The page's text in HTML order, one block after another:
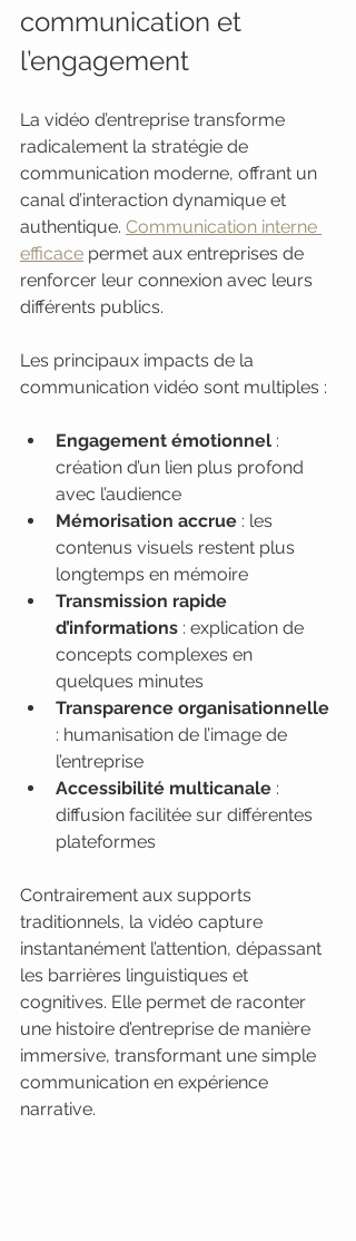
communication et
l’engagement
La vidéo d’entreprise transforme
radicalement la stratégie de
communication moderne, offrant un
canal d’interaction dynamique et
authentique. Communication interne
efficace permet aux entreprises de
renforcer leur connexion avec leurs
différents publics.
Les principaux impacts de la
communication vidéo sont multiples :
Engagement émotionnel :
création d’un lien plus profond
avec l’audience
Mémorisation accrue : les
contenus visuels restent plus
longtemps en mémoire
Transmission rapide
d’informations : explication de
concepts complexes en
quelques minutes
Transparence organisationnelle
: humanisation de l’image de
l’entreprise
Accessibilité multicanale :
diffusion facilitée sur différentes
plateformes
Contrairement aux supports
traditionnels, la vidéo capture
instantanément l’attention, dépassant
les barrières linguistiques et
cognitives. Elle permet de raconter
une histoire d’entreprise de manière
immersive, transformant une simple
communication en expérience
narrative.